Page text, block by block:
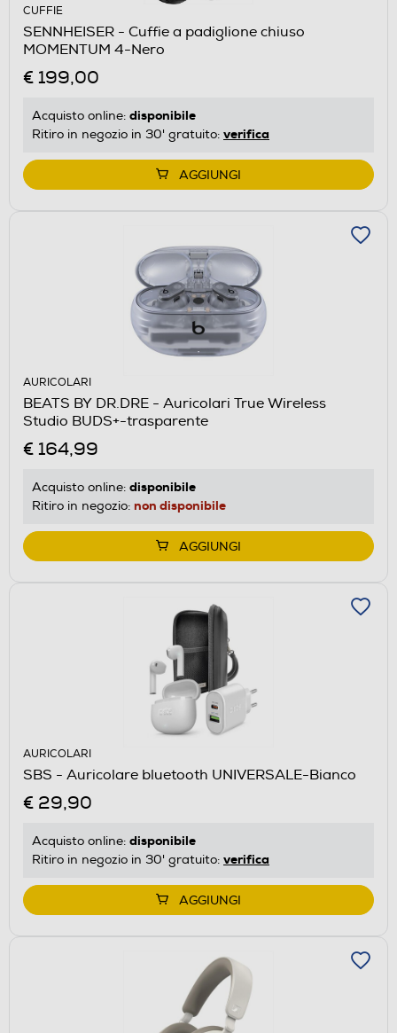
CUFFIE
SENNHEISER - Cuffie a padiglione chiuso
MOMENTUM 4-Nero
€ 199,00
Acquisto online: disponibile
Ritiro in negozio in 30' gratuito: verifica
AGGIUNGI
AURICOLARI
BEATS BY DR.DRE - Auricolari True Wireless
Studio BUDS+-trasparente
€ 164,99
Acquisto online: disponibile
Ritiro in negozio: non disponibile
AGGIUNGI
AURICOLARI
SBS - Auricolare bluetooth UNIVERSALE-Bianco
€ 29,90
Acquisto online: disponibile
Ritiro in negozio in 30' gratuito: verifica
AGGIUNGI